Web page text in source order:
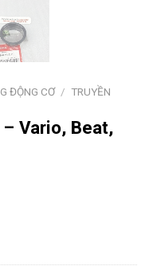
ĐỘNG CƠ / TRUYỀN
Vario, Beat,